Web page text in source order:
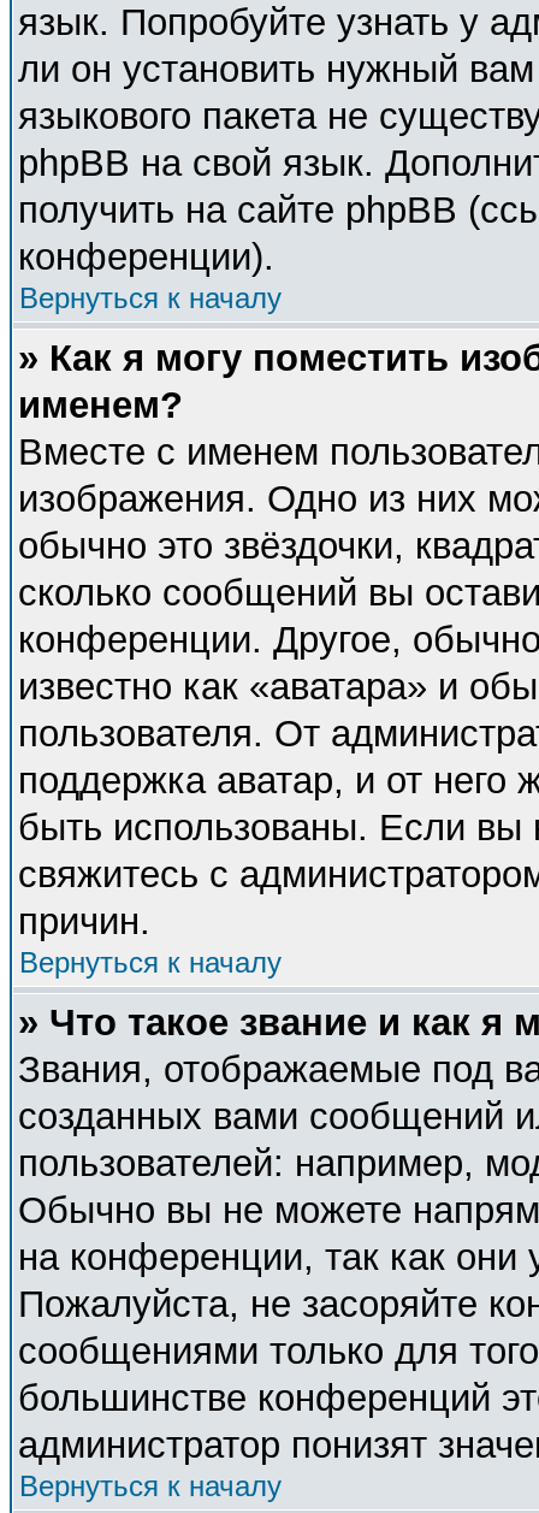
язык. Попробуйте узнать у
ли он установить нужный
языкового пакета не
phpBB на свой язык.
получить на сайте phpBB
конференции).
Вернуться к началу
» Как я могу поместить
именем?
Вместе с именем
изображения. Одно из них
обычно это звёздочки,
сколько сообщений вы
конференции. Другое,
известно как «аватара» и
пользователя. От
поддержка аватар, и от него
быть использованы. Если вы
свяжитесь с
причин.
Вернуться к началу
» Что такое звание и как я
Звания, отображаемые под
созданных вами сообщений
пользователей: например,
Обычно вы не можете
на конференции, так как
Пожалуйста, не засоряйте
сообщениями только для
большинстве конференций
администратор понизят
Вернуться к началу